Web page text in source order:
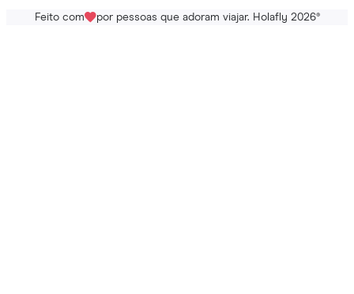
Feito com por pessoas que adoram viajar. Holafly 2026®